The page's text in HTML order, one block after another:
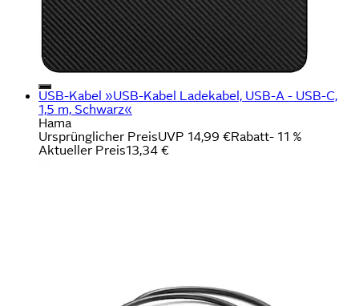
USB-Kabel »USB-Kabel Ladekabel, USB-A - USB-C,
1,5 m, Schwarz«
Hama
Ursprünglicher PreisUVP 14,99 €Rabatt- 11 %
Aktueller Preis13,34 €